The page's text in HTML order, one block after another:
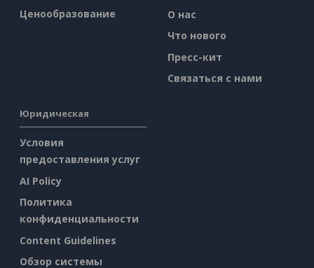
Ценообразование
О нас
Что нового
Пресс-кит
Связаться с нами
Юридическая
Условия
предоставления услуг
AI Policy
Политика
конфиденциальности
Content Guidelines
Обзор системы